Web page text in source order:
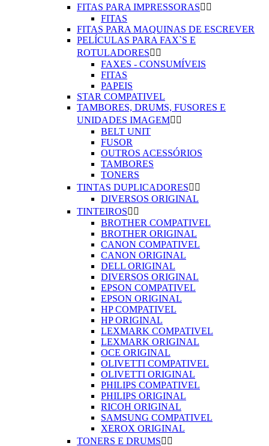
FITAS PARA IMPRESSORAS 
FITAS
FITAS PARA MAQUINAS DE ESCREVER
PELÍCULAS PARA FAX`S E
ROTULADORES 
FAXES - CONSUMÍVEIS
FITAS
PAPEIS
STAR COMPATIVEL
TAMBORES, DRUMS, FUSORES E
UNIDADES IMAGEM 
BELT UNIT
FUSOR
OUTROS ACESSÓRIOS
TAMBORES
TONERS
TINTAS DUPLICADORES 
DIVERSOS ORIGINAL
TINTEIROS 
BROTHER COMPATIVEL
BROTHER ORIGINAL
CANON COMPATIVEL
CANON ORIGINAL
DELL ORIGINAL
DIVERSOS ORIGINAL
EPSON COMPATIVEL
EPSON ORIGINAL
HP COMPATIVEL
HP ORIGINAL
LEXMARK COMPATIVEL
LEXMARK ORIGINAL
OCE ORIGINAL
OLIVETTI COMPATIVEL
OLIVETTI ORIGINAL
PHILIPS COMPATIVEL
PHILIPS ORIGINAL
RICOH ORIGINAL
SAMSUNG COMPATIVEL
XEROX ORIGINAL
TONERS E DRUMS 